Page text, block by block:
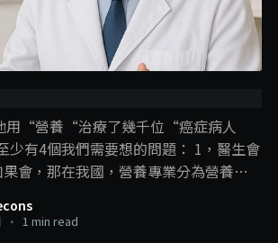
“營養“治療了幾千位“癌症病人
哪一個專業內容？ 3，即使是飲
疾病的“飲食治療“，但在這裡，飲食
• 1 min read